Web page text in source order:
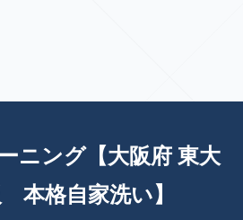
ニング【大阪府 東大
本格自家洗い】